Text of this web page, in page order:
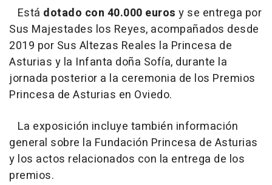
Está dotado con 40.000 euros y se entrega por
Sus Majestades los Reyes, acompañados desde
2019 por Sus Altezas Reales la Princesa de
Asturias y la Infanta doña Sofía, durante la
jornada posterior a la ceremonia de los Premios
Princesa de Asturias en Oviedo.
La exposición incluye también información
general sobre la Fundación Princesa de Asturias
y los actos relacionados con la entrega de los
premios.